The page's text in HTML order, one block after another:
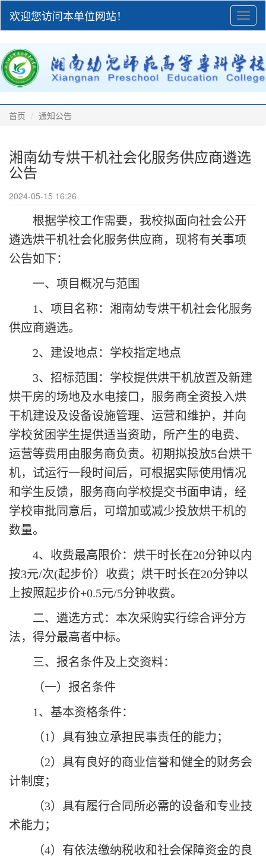
欢迎您访问本单位网站！
首页 通知公告
湘南幼专烘干机社会化服务供应商遴选
公告
2024-05-15 16:26
根据学校工作需要，我校拟面向社会公开
遴选烘干机社会化服务供应商，现将有关事项
公告如下：
一、项目概况与范围
1、项目名称：湘南幼专烘干机社会化服务
供应商遴选。
2、建设地点：学校指定地点
3、招标范围：学校提供烘干机放置及新建
烘干房的场地及水电接口，服务商全资投入烘
干机建设及设备设施管理、运营和维护，并向
学校贫困学生提供适当资助，所产生的电费、
运营等费用由服务商负责。初期拟投放5台烘干
机，试运行一段时间后，可根据实际使用情况
和学生反馈，服务商向学校提交书面申请，经
学校审批同意后，可增加或减少投放烘干机的
数量。
4、收费最高限价：烘干时长在20分钟以内
按3元/次(起步价） 收费；烘干时长在20分钟以
上按照起步价+0.5元/5分钟收费。
二、遴选方式：本次采购实行综合评分方
法，得分最高者中标。
三、报名条件及上交资料：
（一）报名条件
1、基本资格条件：
（1）具有独立承担民事责任的能力；
（2）具有良好的商业信誉和健全的财务会
计制度；
（3）具有履行合同所必需的设备和专业技
术能力；
（4）有依法缴纳税收和社会保障资金的良